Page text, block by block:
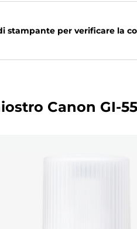
stampante per verificare la
Canon GI-